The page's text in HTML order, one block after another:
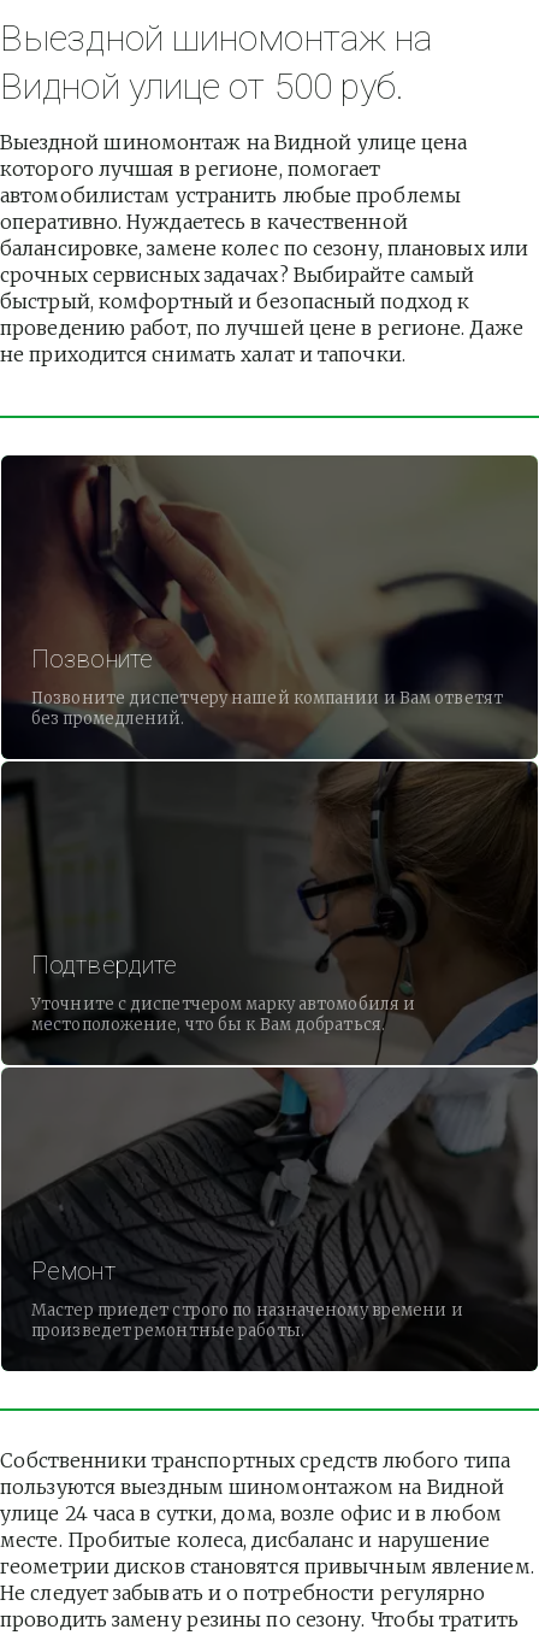
Выездной шиномонтаж на
Видной улице от 500 руб.
Выездной шиномонтаж на Видной улице цена
которого лучшая в регионе, помогает
автомобилистам устранить любые проблемы
оперативно. Нуждаетесь в качественной
балансировке, замене колес по сезону, плановых или
срочных сервисных задачах? Выбирайте самый
быстрый, комфортный и безопасный подход к
проведению работ, по лучшей цене в регионе. Даже
не приходится снимать халат и тапочки.
Позвоните
Позвоните диспетчеру нашей компании и Вам ответят
без промедлений.
Подтвердите
Уточните с диспетчером марку автомобиля и
местоположение, что бы к Вам добраться.
Ремонт
Мастер приедет строго по назначеному времени и
произведет ремонтные работы.
Собственники транспортных средств любого типа
пользуются выездным шиномонтажом на Видной
улице 24 часа в сутки, дома, возле офис и в любом
месте. Пробитые колеса, дисбаланс и нарушение
геометрии дисков становятся привычным явлением.
Не следует забывать и о потребности регулярно
проводить замену резины по сезону. Чтобы тратить